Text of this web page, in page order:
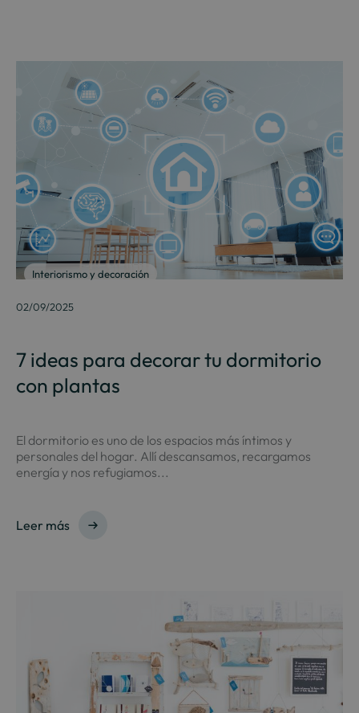
Interiorismo y decoración
02/09/2025
7 ideas para decorar tu dormitorio
con plantas
El dormitorio es uno de los espacios más íntimos y
personales del hogar. Allí descansamos, recargamos
energía y nos refugiamos...
Leer más